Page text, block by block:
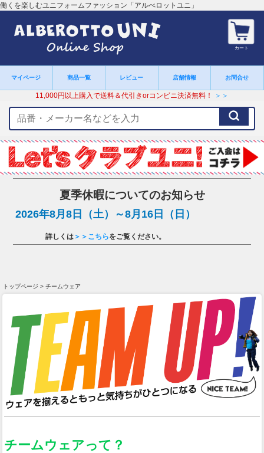
働くを楽しむユニフォームファッション「アルべロットユニ」
カート
マイページ 商品一覧 レビュー 店舗情報 お問合せ
11,000円以上購入で送料＆代引きorコンビニ決済無料！ ＞＞
ー
ワ
ー
ド
夏季休暇についてのお知らせ
2026年8月8日（土）～8月16日（日）
詳しくは ＞＞こちらをご覧ください。
トップページ > チームウェア
チームウェアって？